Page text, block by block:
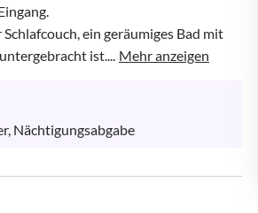
ein geräumiges Bad mit
ist.... Mehr anzeigen
Nächtigungsabgabe